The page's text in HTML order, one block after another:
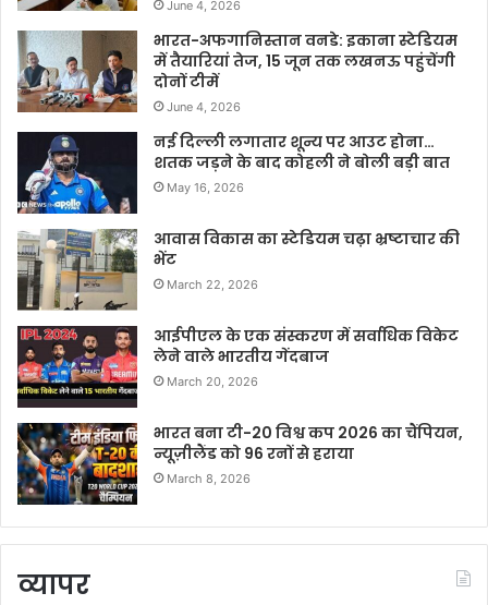
June 4, 2026
भारत-अफगानिस्तान वनडे: इकाना स्टेडियम
में तैयारियां तेज, 15 जून तक लखनऊ पहुंचेंगी
दोनों टीमें
June 4, 2026
नई दिल्ली लगातार शून्य पर आउट होना…
शतक जड़ने के बाद कोहली ने बोली बड़ी बात
May 16, 2026
आवास विकास का स्टेडियम चढ़ा भ्रष्टाचार की
भेंट
March 22, 2026
आईपीएल के एक संस्करण में सर्वाधिक विकेट
लेने वाले भारतीय गेंदबाज
March 20, 2026
भारत बना टी-20 विश्व कप 2026 का चैंपियन,
न्यूज़ीलैंड को 96 रनों से हराया
March 8, 2026
व्यापर